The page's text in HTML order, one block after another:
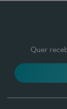
Quer